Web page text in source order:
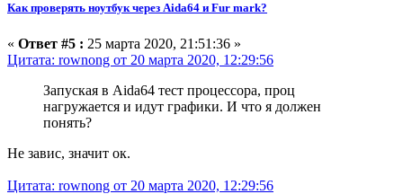
Как проверять ноутбук через Aida64 и Fur mark?
« Ответ #5 : 25 марта 2020, 21:51:36 »
Цитата: rownong от 20 марта 2020, 12:29:56
Запуская в Aida64 тест процессора, проц
нагружается и идут графики. И что я должен
понять?
Не завис, значит ок.
Цитата: rownong от 20 марта 2020, 12:29:56